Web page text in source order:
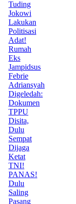
Tuding
Jokowi
Lakukan
Politisasi
Adat!
Rumah
Eks
Jampidsus
Febrie
Adriansyah
Digeledah:
Dokumen
TPPU
Disita,
Dulu
Sempat
Dijaga
Ketat
TNI!
PANAS!
Dulu
Saling
Pasang